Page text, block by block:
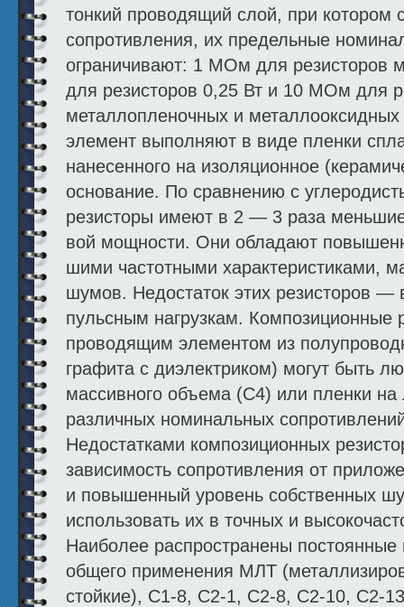
тонкий проводящий слой, при котором
сопротивления, их предельные
ограничи­вают: 1 МОм для
для ре­зисторов 0,25 Вт и 10 МОм для
металлопленочных и
элемент выполняют в виде пленки
нанесенного на изоляционное
основание. По сравнению с
резисторы имеют в 2 — 3 раза
вой мощности. Они обладают
шими частотными характеристиками,
шумов. Недостаток этих резисторов
пульсным нагрузкам. Композиционные
проводящим эле­ментом из
графита с диэлек­триком) могут быть
массивного объема (С4) или пленки
различных номинальных
Недостатками композиционных
зависимость сопротивления от
и повышенный уровень собственных
использовать их в точных и
Наиболее распространены
общего применения МЛТ
стойкие), С1-8, С2-1, С2-8, С2-10, С2-